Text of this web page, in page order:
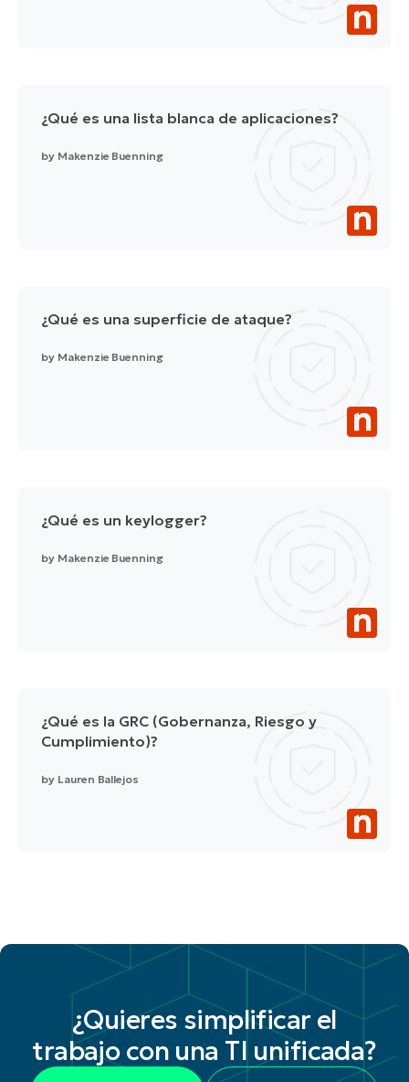
¿Qué es una lista blanca de aplicaciones?
by Makenzie Buenning
¿Qué es una superficie de ataque?
by Makenzie Buenning
¿Qué es un keylogger?
by Makenzie Buenning
¿Qué es la GRC (Gobernanza, Riesgo y
Cumplimiento)?
by Lauren Ballejos
¿Quieres simplificar el
trabajo con una TI unificada?